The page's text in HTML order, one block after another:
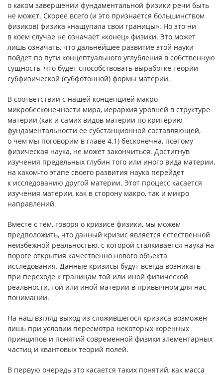
о каком завершении фундаментальной физики речи быть
не может. Скорее всего (и это признается большинством
физиков) физика «нащупала свои границы». Но это ни
в коем случае не означает «конец» физики. Это может
лишь означать, что дальнейшее развитие этой науки
пойдет по пути концептуального углубления в собственную
сущность, что будет способствовать выработке теории
субфизической (субфотонной) формы материи.
В соответствии с нашей концепцией макро-
микробесконечности мира, иерархия уровней в структуре
материи (как и самих видов материи по критерию
фундаментальности ее субстанционной составляющей,
о чем мы поговорим в главе 4.1) бесконечна, поэтому
физическая наука, не может закончиться. Достигнув
изучения предельных глубин того или иного вида материи,
на каком-то этапе своего развития наука перейдет
к исследованию другой материи. Этот процесс касается
изучения материи, как в сторону макро, так и микро
направлений.
Вместе с тем, говоря о кризисе физики, мы можем
предположить, что данный кризис является естественной
неизбежной реальностью, с которой сталкивается наука на
пороге открытия качественно нового объекта
исследования. Данные кризисы будут всегда возникать
при переходе к границам той или иной физической
реальности, той или иной материи в привычном для нас
понимании.
На наш взгляд выход из сложившегося кризиса возможен
лишь при условии пересмотра некоторых коренных
принципов и понятий современной физики элементарных
частиц и квантовых теорий полей.
В первую очередь это касается таких понятий, как масса